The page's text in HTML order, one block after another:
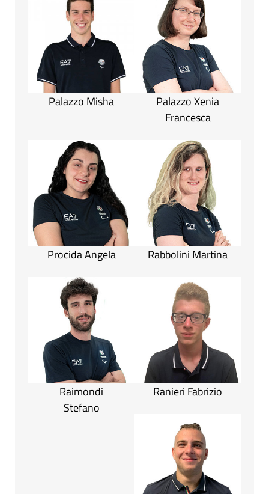
Palazzo Misha
Palazzo Xenia
Francesca
Procida Angela Rabbolini Martina
Raimondi
Stefano
Ranieri Fabrizio